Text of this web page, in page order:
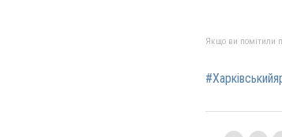
Якщо ви помітили